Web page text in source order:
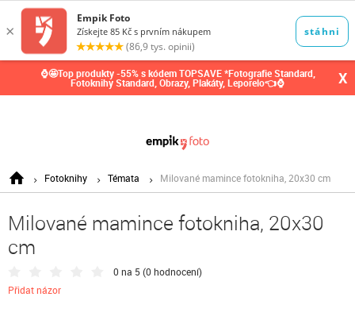
⌚🤩Top produkty -55% s kódem TOPSAVE *Fotografie Standard,
Fotoknihy Standard, Obrazy, Plakáty, Leporelo👈⌚ X
Fotoknihy Témata Milované mamince fotokniha, 20x30 cm
Milované mamince fotokniha, 20x30
cm
0 na 5 (0 hodnocení)
Přidat názor